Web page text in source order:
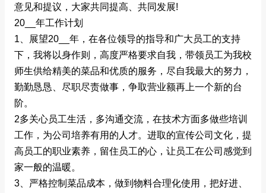
意见和提议，大家共同提高、共同发展!
20__年工作计划
1、展望20__年，在各位领导的指导和广大员工的支持
下，我将以身作则，高度严格要求自我，带领员工为我校
师生供给精美的菜品和优质的服务，尽自我最大的努力，
勤勤恳恳、尽职尽责做事，争取营业额再上一个新的台
阶。
2多关心员工生活，多沟通交流，在技术方面多做些培训
工作，为公司培养有用的人才。进取的宣传公司文化，提
高员工的职业素养，留住员工的心，让员工在公司感觉到
家一般的温暖。
3、严格控制菜品成本，做到物料合理化使用，把好进、